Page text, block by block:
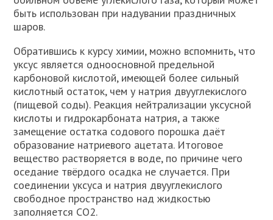
быть использован при надувании праздничных
шаров.
Обратившись к курсу химии, можно вспомнить, что
уксус является одноосновной предельной
карбоновой кислотой, имеющей более сильный
кислотный остаток, чем у натрия двууглекислого
(пищевой соды). Реакция нейтрализации уксусной
кислоты и гидрокарбоната натрия, а также
замещение остатка содового порошка даёт
образование натриевого ацетата. Итоговое
вещество растворяется в воде, по причине чего
оседание твёрдого осадка не случается. При
соединении уксуса и натрия двууглекислого
свободное пространство над жидкостью
заполняется СО2.